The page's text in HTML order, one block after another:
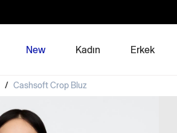
New Kadın Erkek
/ Cashsoft Crop Bluz